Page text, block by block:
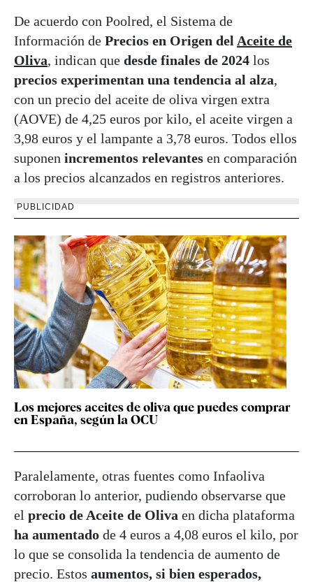
De acuerdo con Poolred, el Sistema de
Información de Precios en Origen del Aceite de
Oliva, indican que desde finales de 2024 los
precios experimentan una tendencia al alza,
con un precio del aceite de oliva virgen extra
(AOVE) de 4,25 euros por kilo, el aceite virgen a
3,98 euros y el lampante a 3,78 euros. Todos ellos
suponen incrementos relevantes en comparación
a los precios alcanzados en registros anteriores.
PUBLICIDAD
Los mejores aceites de oliva que puedes comprar
en España, según la OCU
Paralelamente, otras fuentes como Infaoliva
corroboran lo anterior, pudiendo observarse que
el precio de Aceite de Oliva en dicha plataforma
ha aumentado de 4 euros a 4,08 euros el kilo, por
lo que se consolida la tendencia de aumento de
precio. Estos aumentos, si bien esperados,